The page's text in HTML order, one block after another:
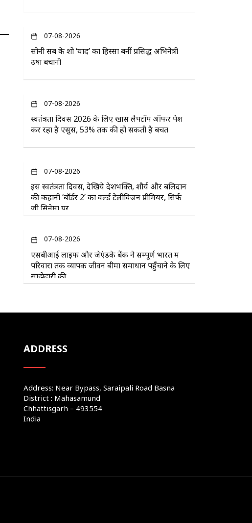
07-08-2026
सोनी सब के शो ‘यादें’ का हिस्सा बनीं प्रसिद्ध अभिनेत्री
उषा बचानी
07-08-2026
स्वतंत्रता दिवस 2026 के लिए खास लैपटॉप ऑफर पेश
कर रहा है एसुस, 53% तक की हो सकती है बचत
07-08-2026
इस स्वतंत्रता दिवस, देखिये देशभक्ति, शौर्य और बलिदान
की कहानी ‘बॉर्डर 2’ का वर्ल्ड टेलीविजन प्रीमियर, सिर्फ
ज़ी सिनेमा पर
07-08-2026
एसबीआई लाइफ और जेएंडके बैंक ने सम्पूर्ण भारत में
परिवारों तक व्यापक जीवन बीमा समाधान पहुँचाने के लिए
साझेदारी की
ADDRESS
Address: Near Bypass, Saraipali Road Basna
District : Mahasamund
Chhattisgarh – 493554
India